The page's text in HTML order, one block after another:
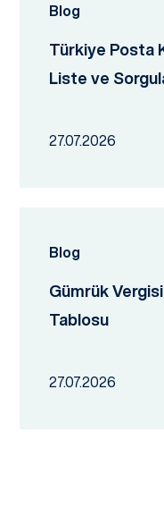
Blog
Türkiye Posta
Liste ve
27.07.2026
Blog
Gümrük
Tablosu
27.07.2026